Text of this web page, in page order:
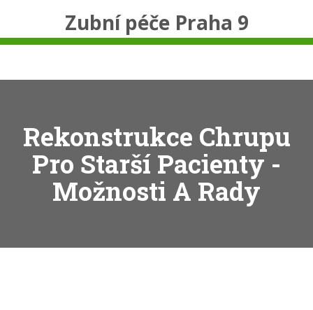
Zubní péče Praha 9
Rekonstrukce Chrupu
Pro Starší Pacienty -
Možnosti A Rady